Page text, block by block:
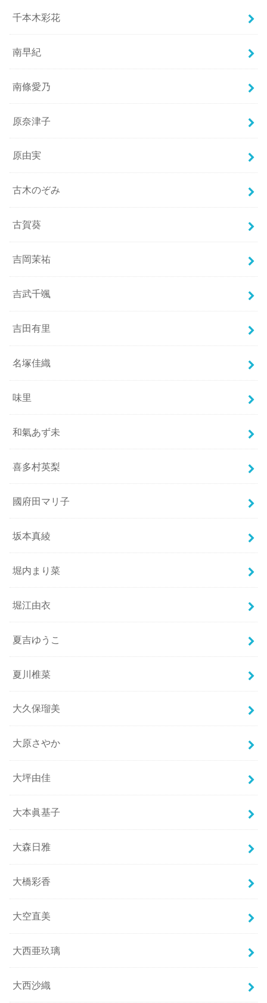
千本木彩花
南早紀
南條愛乃
原奈津子
原由実
古木のぞみ
古賀葵
吉岡茉祐
吉武千颯
吉田有里
名塚佳織
味里
和氣あず未
喜多村英梨
國府田マリ子
坂本真綾
堀内まり菜
堀江由衣
夏吉ゆうこ
夏川椎菜
大久保瑠美
大原さやか
大坪由佳
大本眞基子
大森日雅
大橋彩香
大空直美
大西亜玖璃
大西沙織